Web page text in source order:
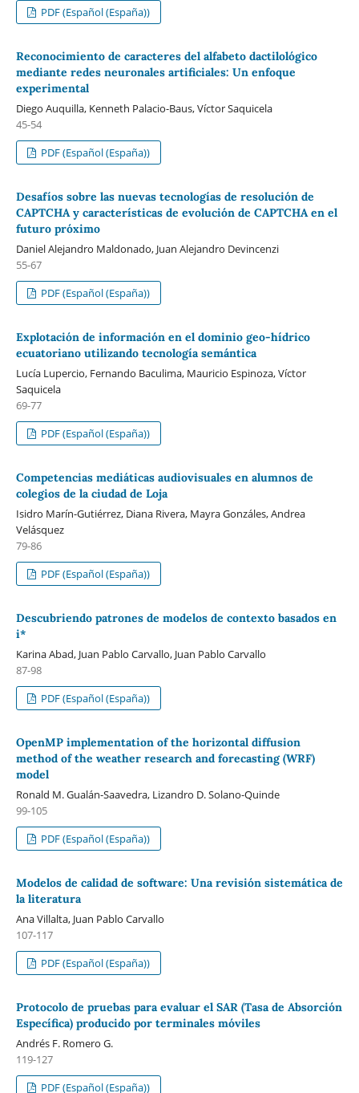
PDF (Español (España))
Reconocimiento de caracteres del alfabeto dactilológico
mediante redes neuronales artificiales: Un enfoque
experimental
Diego Auquilla, Kenneth Palacio-Baus, Víctor Saquicela
45-54
PDF (Español (España))
Desafíos sobre las nuevas tecnologías de resolución de
CAPTCHA y características de evolución de CAPTCHA en el
futuro próximo
Daniel Alejandro Maldonado, Juan Alejandro Devincenzi
55-67
PDF (Español (España))
Explotación de información en el dominio geo-hídrico
ecuatoriano utilizando tecnología semántica
Lucía Lupercio, Fernando Baculima, Mauricio Espinoza, Víctor
Saquicela
69-77
PDF (Español (España))
Competencias mediáticas audiovisuales en alumnos de
colegios de la ciudad de Loja
Isidro Marín-Gutiérrez, Diana Rivera, Mayra Gonzáles, Andrea
Velásquez
79-86
PDF (Español (España))
Descubriendo patrones de modelos de contexto basados en
i*
Karina Abad, Juan Pablo Carvallo, Juan Pablo Carvallo
87-98
PDF (Español (España))
OpenMP implementation of the horizontal diffusion
method of the weather research and forecasting (WRF)
model
Ronald M. Gualán-Saavedra, Lizandro D. Solano-Quinde
99-105
PDF (Español (España))
Modelos de calidad de software: Una revisión sistemática de
la literatura
Ana Villalta, Juan Pablo Carvallo
107-117
PDF (Español (España))
Protocolo de pruebas para evaluar el SAR (Tasa de Absorción
Específica) producido por terminales móviles
Andrés F. Romero G.
119-127
PDF (Español (España))